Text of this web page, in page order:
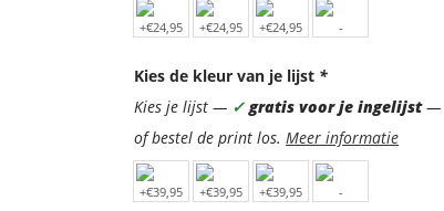
Kies de kleur van je lijst *
Kies je lijst — ✓gratis voor je ingelijst—
of bestel de print los. Meer informatie